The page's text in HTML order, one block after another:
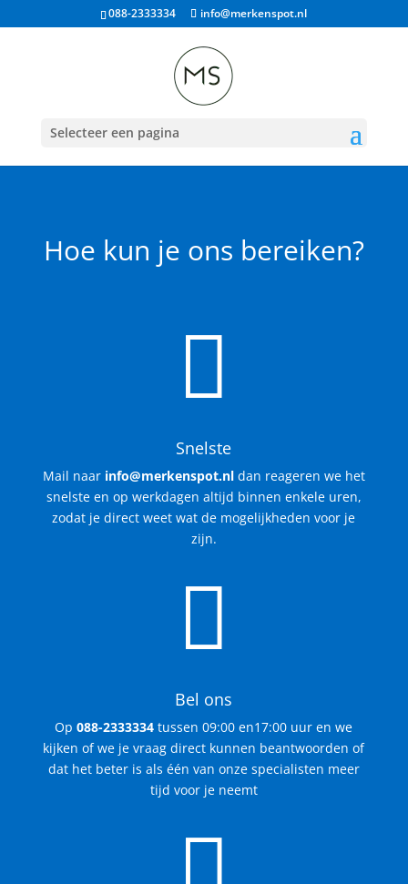
088-2333334 info@merkenspot.nl
Selecteer een pagina
Hoe kun je ons bereiken?

Snelste
Mail naar info@merkenspot.nldan reageren we het
snelste en op werkdagen altijd binnen enkele uren,
zodat je direct weet wat de mogelijkheden voor je
zijn.

Bel ons
Op 088-2333334 tussen 09:00 en17:00 uur en we
kijken of we je vraag direct kunnen beantwoorden of
dat het beter is als één van onze specialisten meer
tijd voor je neemt